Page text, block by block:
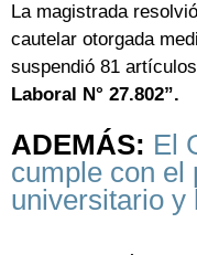
La magistrada
cautelar otorgada
suspendió 81
Laboral N° 27.802”.
ADEMÁS: El
cumple con el
universitario y